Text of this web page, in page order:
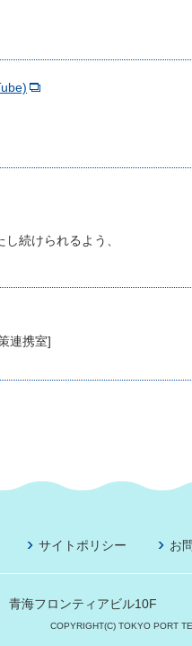
続けられるよう、
連携室]
サイトポリシー お
青海フロンティアビル10F
COPYRIGHT(C) TOKYO PORT